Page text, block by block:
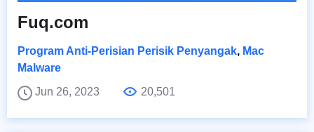
Fuq.com
Program Anti-Perisian Perisik Penyangak, Mac
Malware
Jun 26, 2023
20,501